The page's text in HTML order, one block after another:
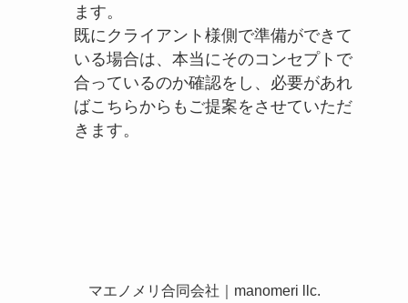
ます。
既にクライアント様側で準備ができて
いる場合は、本当にそのコンセプトで
合っているのか確認をし、必要があれ
ばこちらからもご提案をさせていただ
きます。
マエノメリ合同会社｜manomeri llc.